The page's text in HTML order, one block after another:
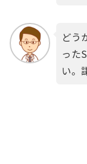
どう
った
い。